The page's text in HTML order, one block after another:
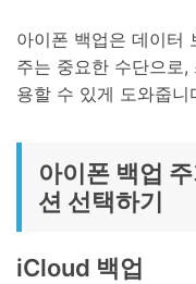
아이폰 백업은 데이터
주는 중요한 수단으로
용할 수 있게 도와줍니
아이폰 백업
션 선택하기
iCloud 백업